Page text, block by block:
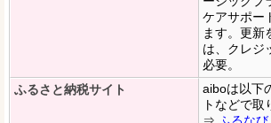
ケアサポー
ます。更新
は、クレジ
必要。
ふるさと納税サイト
aiboは以下
トなどで取